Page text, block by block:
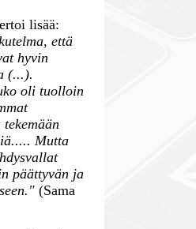
lisää:
että
hyvin
(...).
oli tuolloin
Mutta
päättyvän ja
(Sama